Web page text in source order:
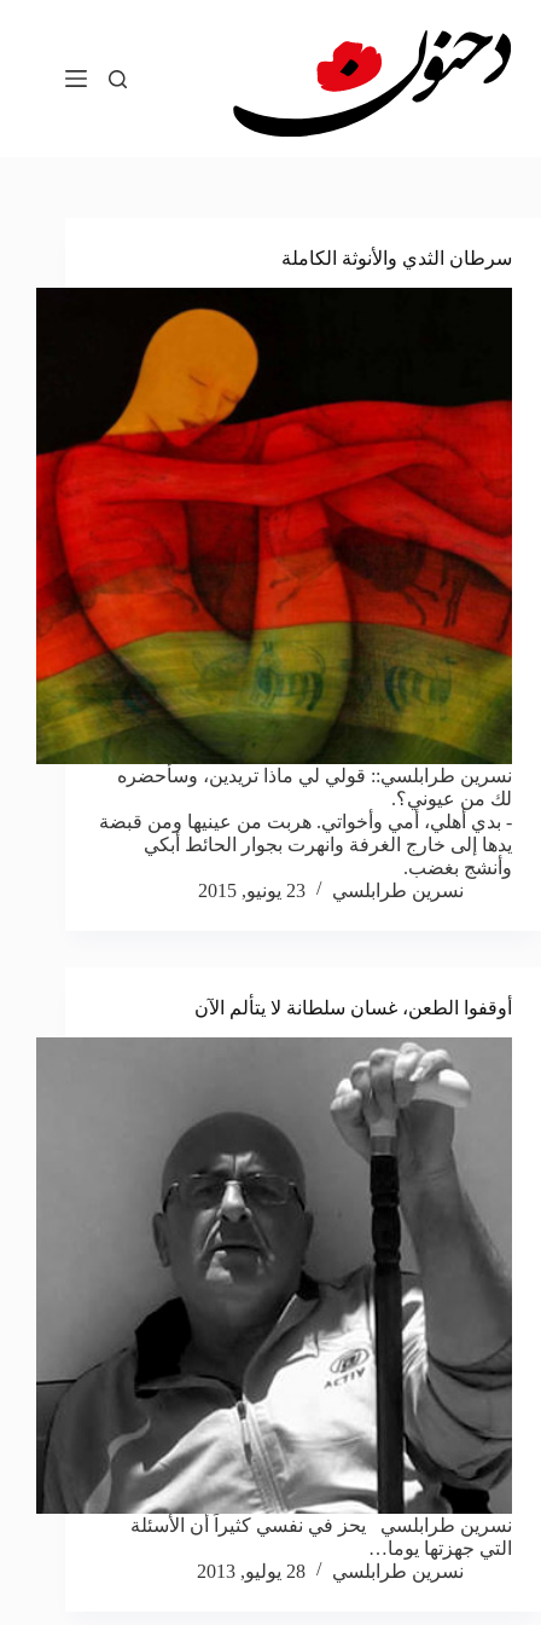
المحتوى
سرطان الثدي والأنوثة الكاملة
نسرين طرابلسي:: قولي لي ماذا تريدين، وسأحضره
لك من عيوني؟.
- بدي أهلي، أمي وأخواتي. هربت من عينيها ومن قبضة
يدها إلى خارج الغرفة وانهرت بجوار الحائط أبكي
وأنشج بغضب.
نسرين طرابلسي
23 يونيو, 2015
أوقفوا الطعن، غسان سلطانة لا يتألم الآن
نسرين طرابلسي يحز في نفسي كثيراً أن الأسئلة
التي جهزتها يوما…
نسرين طرابلسي
28 يوليو, 2013